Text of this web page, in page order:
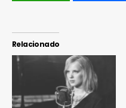
Relacionado